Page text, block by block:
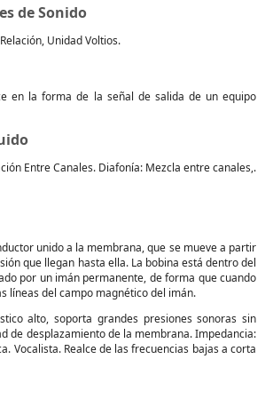
de Sonido
Unidad Voltios.
en la forma de la señal de salida de un equipo
Entre Canales. Diafonía: Mezcla entre canales,.
unido a la membrana, que se mueve a partir
que llegan hasta ella. La bobina está dentro del
por un imán permanente, de forma que cuando
líneas del campo magnético del imán.
alto, soporta grandes presiones sonoras sin
de desplazamiento de la membrana. Impedancia:
Vocalista. Realce de las frecuencias bajas a corta